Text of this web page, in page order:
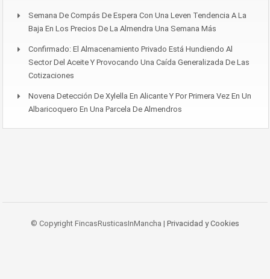
Semana De Compás De Espera Con Una Leven Tendencia A La
Baja En Los Precios De La Almendra Una Semana Más
Confirmado: El Almacenamiento Privado Está Hundiendo Al
Sector Del Aceite Y Provocando Una Caída Generalizada De Las
Cotizaciones
Novena Detección De Xylella En Alicante Y Por Primera Vez En Un
Albaricoquero En Una Parcela De Almendros
© Copyright FincasRusticasInMancha | Privacidad y Cookies